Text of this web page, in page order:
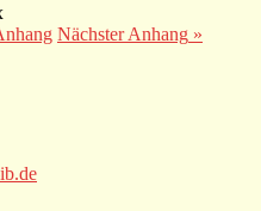
NächsterAnhang »